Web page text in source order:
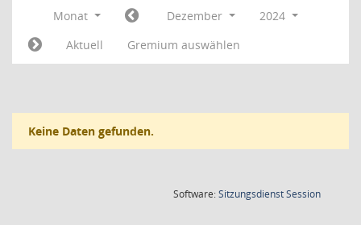
Monat Dezember
2024
Aktuell
Gremium auswählen
Keine Daten gefunden.
Software:SitzungsdienstSession(Wird in